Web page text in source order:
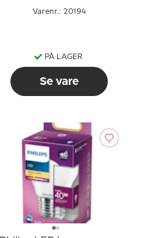
Varenr.: 20194
PÅ LAGER
Se vare